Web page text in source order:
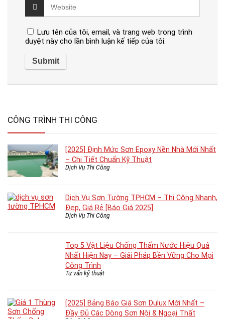
Lưu tên của tôi, email, và trang web trong trình
duyệt này cho lần bình luận kế tiếp của tôi.
CÔNG TRÌNH THI CÔNG
[2025] Định Mức Sơn Epoxy Nền Nhà Mới Nhất
– Chi Tiết Chuẩn Kỹ Thuật
Dịch Vụ Thi Công
Dịch Vụ Sơn Tường TPHCM – Thi Công Nhanh,
Đẹp, Giá Rẻ [Báo Giá 2025]
Dịch Vụ Thi Công
Top 5 Vật Liệu Chống Thấm Nước Hiệu Quả
Nhất Hiện Nay – Giải Pháp Bền Vững Cho Mọi
Công Trình
Tư vấn kỹ thuật
[2025] Bảng Báo Giá Sơn Dulux Mới Nhất –
Đầy Đủ Các Dòng Sơn Nội & Ngoại Thất